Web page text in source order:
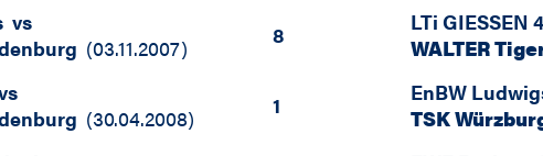
vs
(03.11.2007) 8 LTi GIESSEN
WALTER
(30.04.2008) 1 EnBW
TSK